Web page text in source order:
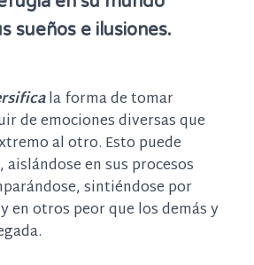
sueños e ilusiones.
la forma de tomar
de emociones diversas que
al otro. Esto puede
aislándose en sus procesos
sintiéndose por
en otros peor que los demás y